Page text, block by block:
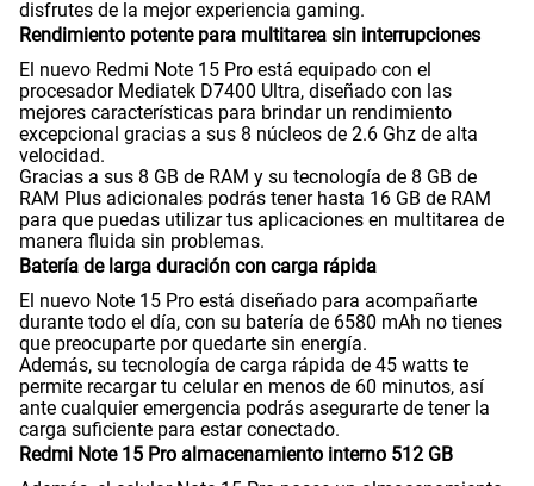
Capacidad Memoria Interna 512 GB
Capacidad Memoria RAM 8+8
GPS Si
Reconocimiento Facial Si
Lector de Huella Si
disfrutes de la mejor experiencia gaming.
Rendimiento potente para multitarea sin interrupciones
El nuevo Redmi Note 15 Pro está equipado con el
procesador Mediatek D7400 Ultra, diseñado con las
mejores características para brindar un rendimiento
excepcional gracias a sus 8 núcleos de 2.6 Ghz de alta
velocidad.
Gracias a sus 8 GB de RAM y su tecnología de 8 GB de
RAM Plus adicionales podrás tener hasta 16 GB de RAM
para que puedas utilizar tus aplicaciones en multitarea de
manera fluida sin problemas.
Batería de larga duración con carga rápida
El nuevo Note 15 Pro está diseñado para acompañarte
durante todo el día, con su batería de 6580 mAh no tienes
que preocuparte por quedarte sin energía.
Además, su tecnología de carga rápida de 45 watts te
permite recargar tu celular en menos de 60 minutos, así
ante cualquier emergencia podrás asegurarte de tener la
carga suficiente para estar conectado.
Redmi Note 15 Pro almacenamiento interno 512 GB